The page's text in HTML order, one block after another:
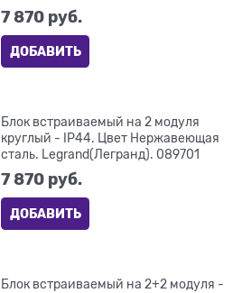
7 870 руб.
ДОБАВИТЬ
Блок встраиваемый на 2 модуля
круглый - IP44. Цвет Нержавеющая
сталь. Legrand(Легранд). 089701
7 870 руб.
ДОБАВИТЬ
Блок встраиваемый на 2+2 модуля -